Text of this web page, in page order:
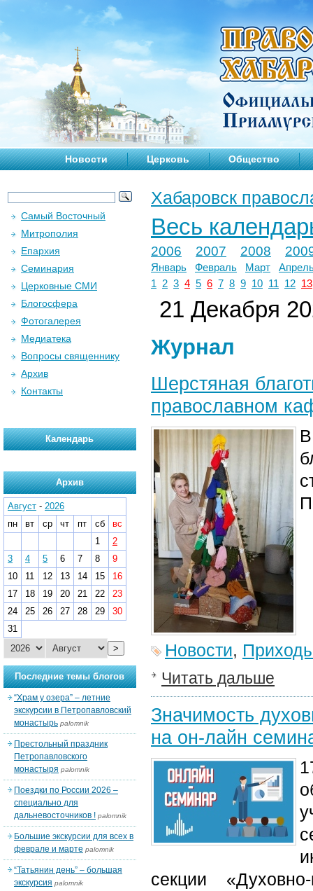
Новости Церковь Общество
Хабаровск
Весь
2006 2007 2008
Январь Февраль Март
1
2 3 4 5 6 7 8 9 10 11 12 13
21 Декабря
Журнал
Шерстяная
православном
Новости,
Читать дальше
Значимость
на он-лайн
секции «Духовно-
Самый Восточный
Митрополия
Епархия
Семинария
Церковные СМИ
Блогосфера
Фотогалерея
Медиатека
Вопросы священнику
Архив
Контакты
Календарь
Архив
Август - 2026
пн
вт ср чт пт сб
вс
1
2
3
4 5 6 7 8
9
10
11 12 13 14 15
16
17
18 19 20 21 22
23
24
25 26 27 28 29
30
31
>
Последние темы блогов
“Храм у озера” – летние
экскурсии в Петропавловский
монастырь palomnik
Престольный праздник
Петропавловского
монастыря palomnik
Поездки по России 2026 –
специально для
дальневосточников ! palomnik
Большие экскурсии для всех в
феврале и марте palomnik
“Татьянин день” – большая
экскурсия palomnik